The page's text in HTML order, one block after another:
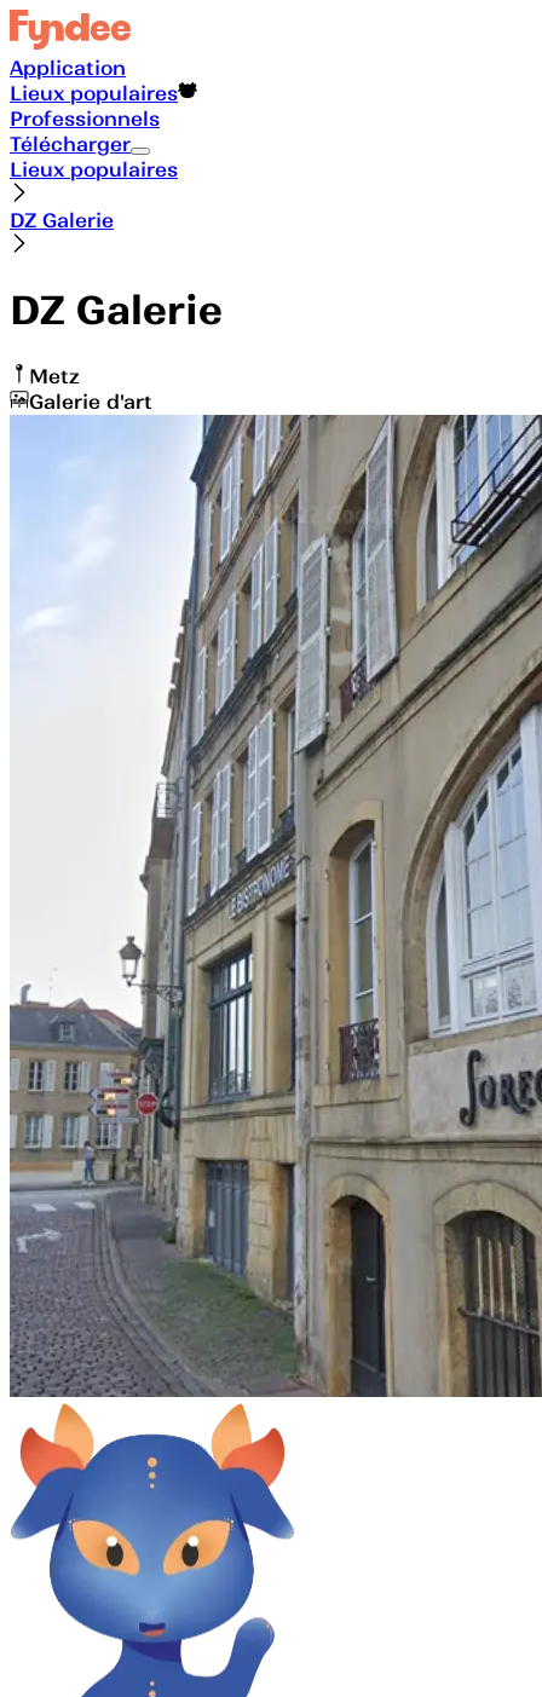
Application
Lieux populaires
Professionnels
Télécharger
Lieux populaires
DZ Galerie
DZ Galerie
Metz
Galerie d'art